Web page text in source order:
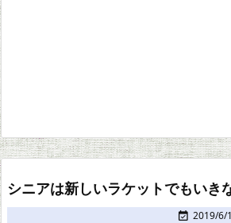
シニアは新しいラケットでもいき
 2019/6/